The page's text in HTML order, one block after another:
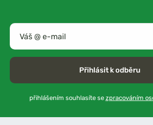
Přihlásit k odběru
přihlášením souhlasíte se zpracováním